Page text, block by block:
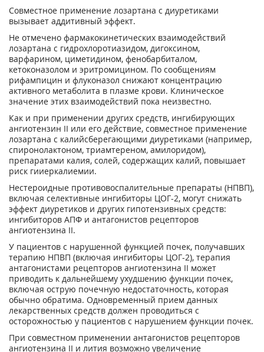
Совместное применение лозартана с диуретиками
вызывает аддитивный эффект.
Не отмечено фармакокинетических взаимодействий
лозартана с гидрохлоротиазидом, дигоксином,
варфарином, циметидином, фенобарбиталом,
кетоконазолом и эритромицином. По сообщениям
рифампицин и флуконазол снижают концентрацию
активного метаболита в плазме крови. Клиническое
значение этих взаимодействий пока неизвестно.
Как и при применении других средств, ингибирующих
ангиотензин II или его действие, совместное применение
лозартана с калийсберегающими диуретиками (например,
спиронолактоном, триамтереном, амилоридом),
препаратами калия, солей, содержащих калий, повышает
риск гииеркалиемии.
Нестероидные противовоспалительные препараты (НПВП),
включая селективные ингибиторы ЦОГ-2, могут снижать
эффект диуретиков и других гипотензивных средств:
ингибиторов АПФ и антагонистов рецепторов
ангиотензина II.
У пациентов с нарушенной функцией почек, получавших
терапию НПВП (включая ингибиторы ЦОГ-2), терапия
антагонистами рецепторов ангиотензина II может
приводить к дальнейшему ухудшению функции почек,
включая острую почечную недостаточность, которая
обычно обратима. Одновременный прием данных
лекарственных средств должен проводиться с
осторожностью у пациентов с нарушением функции почек.
При совместном применении антагонистов рецепторов
ангиотензина II и лития возможно увеличение